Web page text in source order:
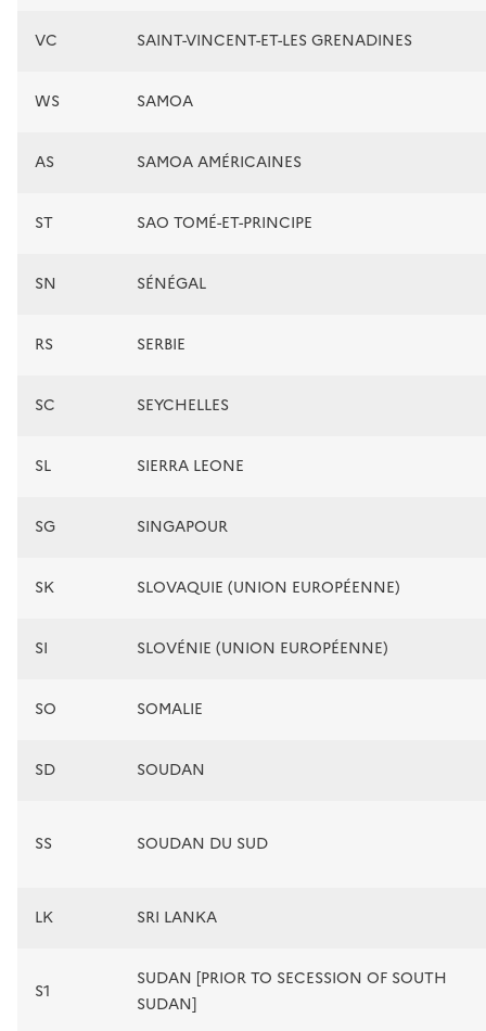
VC SAINT-VINCENT-ET-LES GRENADINES
WS SAMOA
AS SAMOA AMÉRICAINES
ST SAO TOMÉ-ET-PRINCIPE
SN SÉNÉGAL
RS SERBIE
SC SEYCHELLES
SL SIERRA LEONE
SG SINGAPOUR
SK SLOVAQUIE (UNION EUROPÉENNE)
SI SLOVÉNIE (UNION EUROPÉENNE)
SO SOMALIE
SD SOUDAN
SS SOUDAN DU SUD
LK SRI LANKA
S1
SUDAN [PRIOR TO SECESSION OF SOUTH
SUDAN]